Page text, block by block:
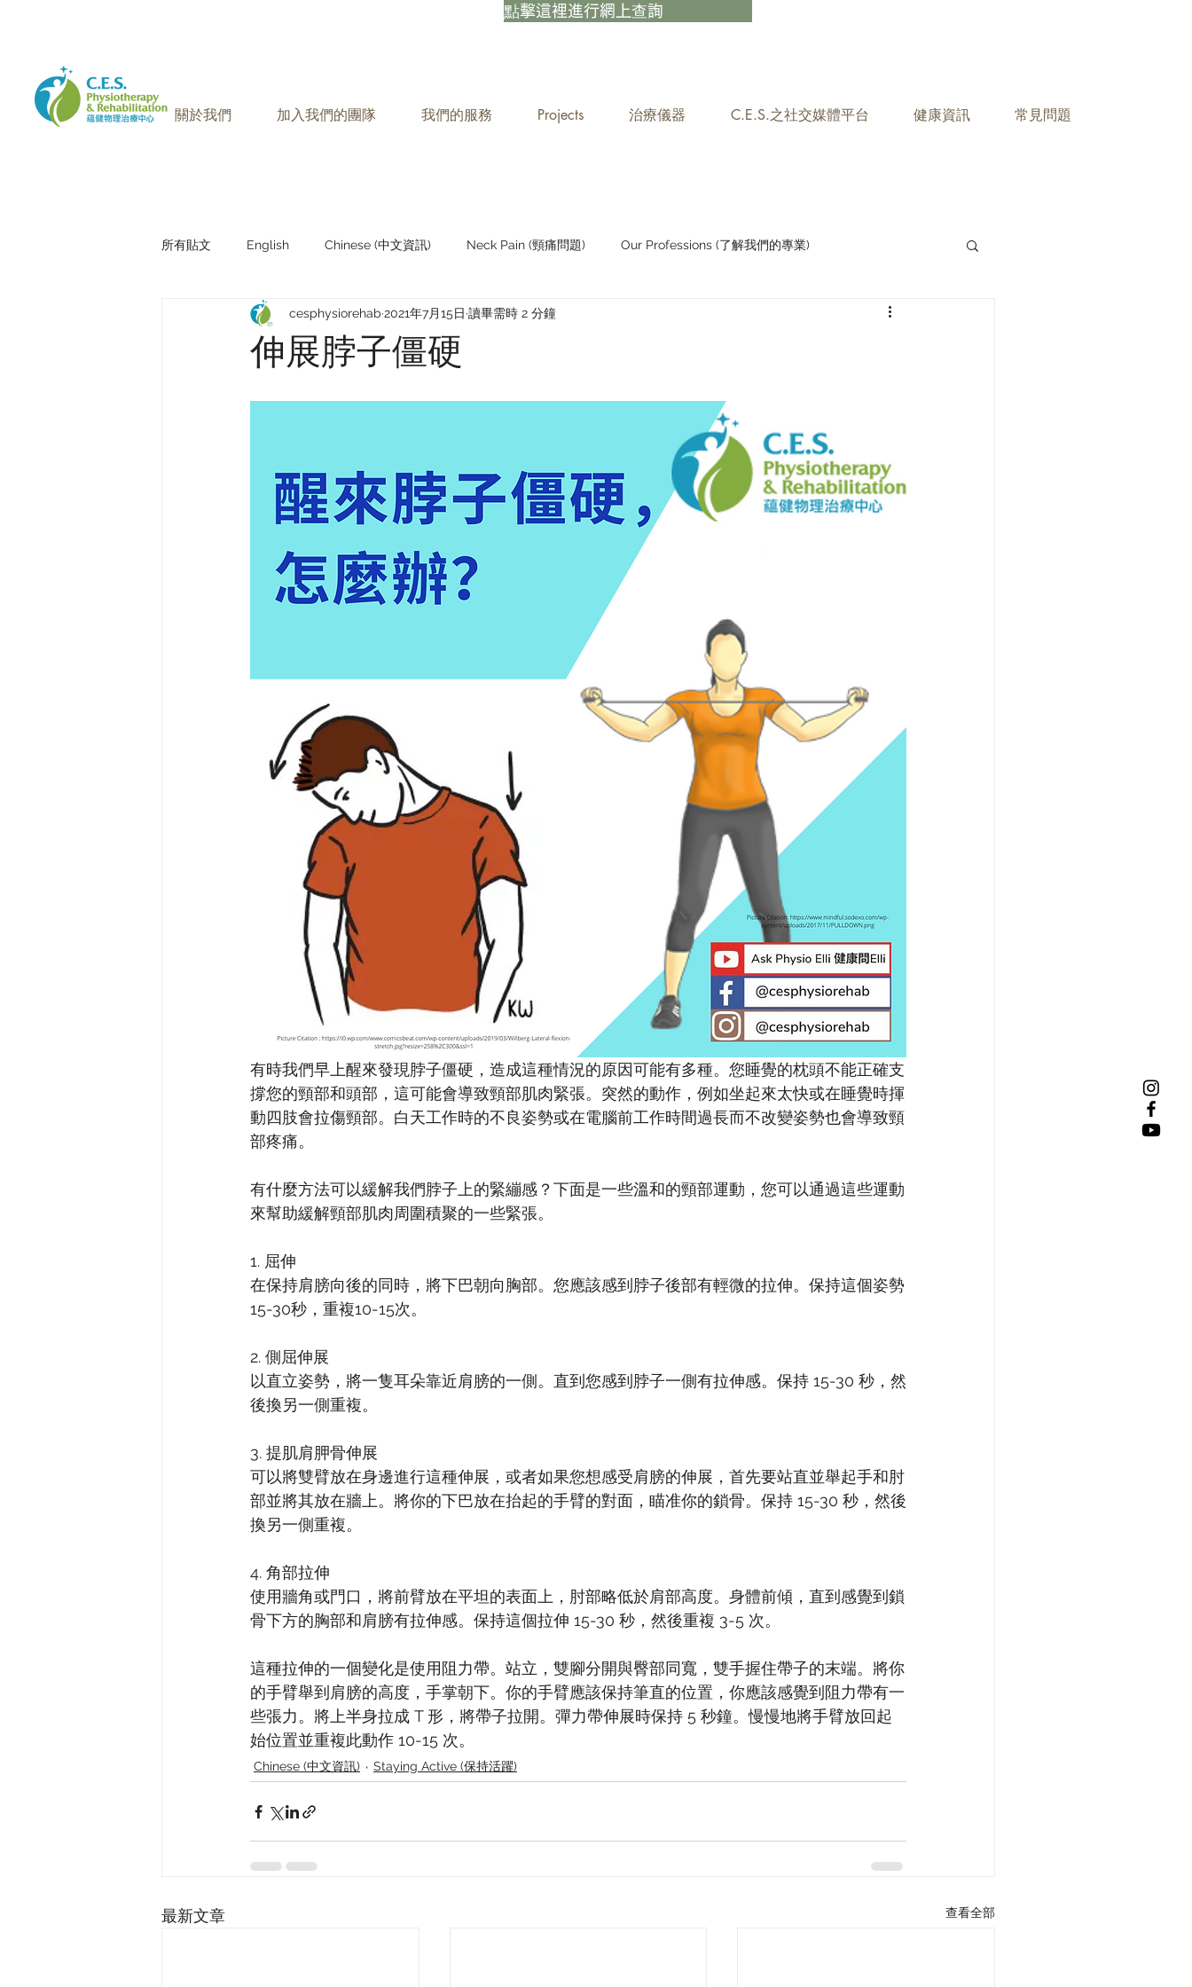
點擊這裡進行網上查詢
關於我們 加入我們的團隊 我們的服務 Projects 治療儀器 C.E.S.之社交媒體平台 健康資訊 常見問題
所有貼文 English Chinese (中文資訊) Neck Pain (頸痛問題) Our Professions (了解我們的專業)
Research Sharing (研究文獻分享) Staying Active (保持活躍)
伸展脖子僵硬
cesphysiorehab 2021年7月15日 讀畢需時 2 分鐘
有時我們早上醒來發現脖子僵硬，造成這種情況的原因可能有多種。您睡覺的枕頭不能正確支
撐您的頸部和頭部，這可能會導致頸部肌肉緊張。突然的動作，例如坐起來太快或在睡覺時揮
動四肢會拉傷頸部。白天工作時的不良姿勢或在電腦前工作時間過長而不改變姿勢也會導致頸
部疼痛。
有什麼方法可以緩解我們脖子上的緊繃感？下面是一些溫和的頸部運動，您可以通過這些運動
來幫助緩解頸部肌肉周圍積聚的一些緊張。
1. 屈伸
在保持肩膀向後的同時，將下巴朝向胸部。您應該感到脖子後部有輕微的拉伸。保持這個姿勢
15-30秒，重複10-15次。
2. 側屈伸展
以直立姿勢，將一隻耳朵靠近肩膀的一側。直到您感到脖子一側有拉伸感。保持 15-30 秒，然
後換另一側重複。
3. 提肌肩胛骨伸展
可以將雙臂放在身邊進行這種伸展，或者如果您想感受肩膀的伸展，首先要站直並舉起手和肘
部並將其放在牆上。將你的下巴放在抬起的手臂的對面，瞄准你的鎖骨。保持 15-30 秒，然後
換另一側重複。
4. 角部拉伸
使用牆角或門口，將前臂放在平坦的表面上，肘部略低於肩部高度。身體前傾，直到感覺到鎖
骨下方的胸部和肩膀有拉伸感。保持這個拉伸 15-30 秒，然後重複 3-5 次。
這種拉伸的一個變化是使用阻力帶。站立，雙腳分開與臀部同寬，雙手握住帶子的末端。將你
的手臂舉到肩膀的高度，手掌朝下。你的手臂應該保持筆直的位置，你應該感覺到阻力帶有一
些張力。將上半身拉成 T 形，將帶子拉開。彈力帶伸展時保持 5 秒鐘。慢慢地將手臂放回起
始位置並重複此動作 10-15 次。
Chinese (中文資訊) Staying Active (保持活躍)
最新文章 查看全部